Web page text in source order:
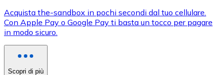
Vedi tutto
Acquista the-sandbox in pochi secondi dal tuo cellulare.
Con Apple Pay o Google Pay ti basta un tocco per pagare
in modo sicuro.
Scopri di più